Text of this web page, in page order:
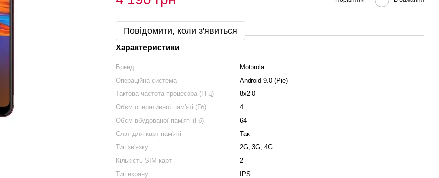
Повідомити, коли з'явиться
Характеристики
Бренд
Motorola
Операційна система
Android 9.0 (Pie)
Тактова частота процесора (ГГц)
8x2.0
Об'єм оперативної пам'яті (Гб)
4
Об'єм вбудованої пам'яті (Гб)
64
Слот для карт пам'яті
Так
Тип зв'язку
2G, 3G, 4G
Кількість SIM-карт
2
Тип екрану
IPS